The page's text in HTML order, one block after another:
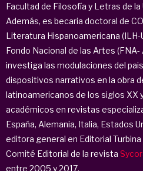
Facultad de Filosofía y Letras de
Además, es becaria doctoral de
Literatura Hispanoamericana
Fondo Nacional de las Artes
investiga las modulaciones del
dispositivos narrativos en la obra
latinoamericanos de los siglos XX
académicos en revistas
España, Alemania, Italia, Estados
editora general en Editorial
Comité Editorial de la revista
entre 2005 y 2017.